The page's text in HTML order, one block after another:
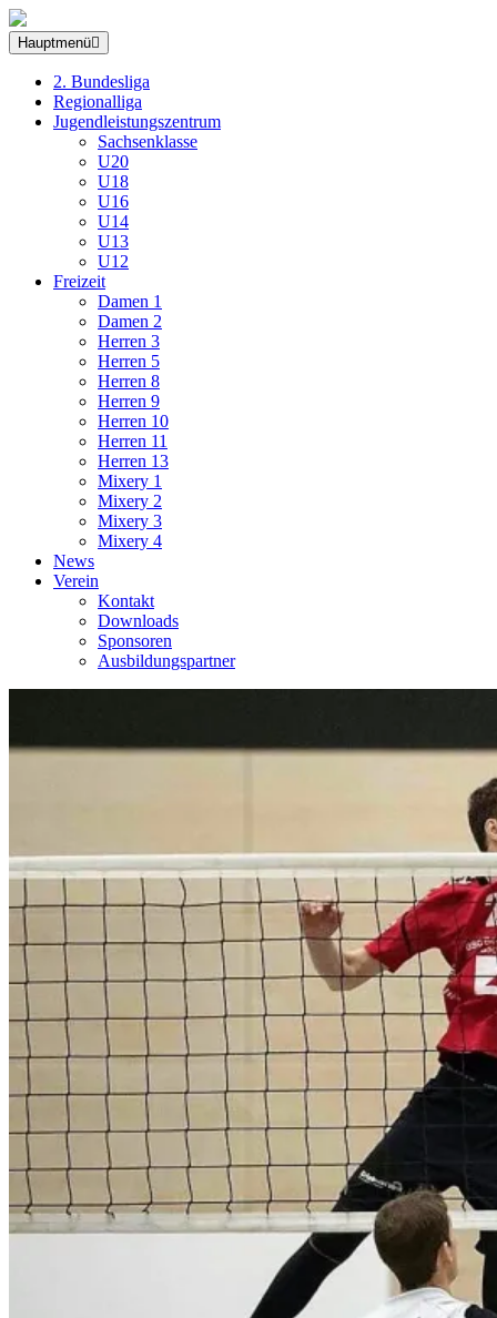
Hauptmenü
2. Bundesliga
Regionalliga
Jugendleistungszentrum
Sachsenklasse
U20
U18
U16
U14
U13
U12
Freizeit
Damen 1
Damen 2
Herren 3
Herren 5
Herren 8
Herren 9
Herren 10
Herren 11
Herren 13
Mixery 1
Mixery 2
Mixery 3
Mixery 4
News
Verein
Kontakt
Downloads
Sponsoren
Ausbildungspartner